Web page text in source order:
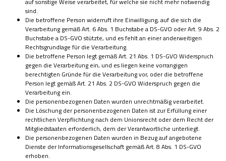
sind.
Die betroffene Person widerruft ihre Einwilligung, auf die sich die
Verarbeitung gemäß Art. 6 Abs. 1 Buchstabe a DS-GVO oder Art. 9 Abs. 2
Buchstabe a DS-GVO stützte, und es fehlt an einer anderweitigen
Rechtsgrundlage für die Verarbeitung.
Die betroffene Person legt gemäß Art. 21 Abs. 1 DS-GVO Widerspruch
gegen die Verarbeitung ein, und es liegen keine vorrangigen
berechtigten Gründe für die Verarbeitung vor, oder die betroffene
Person legt gemäß Art. 21 Abs. 2 DS-GVO Widerspruch gegen die
Verarbeitung ein.
Die personenbezogenen Daten wurden unrechtmäßig verarbeitet.
Die Löschung der personenbezogenen Daten ist zur Erfüllung einer
rechtlichen Verpflichtung nach dem Unionsrecht oder dem Recht der
Mitgliedstaaten erforderlich, dem der Verantwortliche unterliegt.
Die personenbezogenen Daten wurden in Bezug auf angebotene
Dienste der Informationsgesellschaft gemäß Art. 8 Abs. 1 DS-GVO
erhoben.